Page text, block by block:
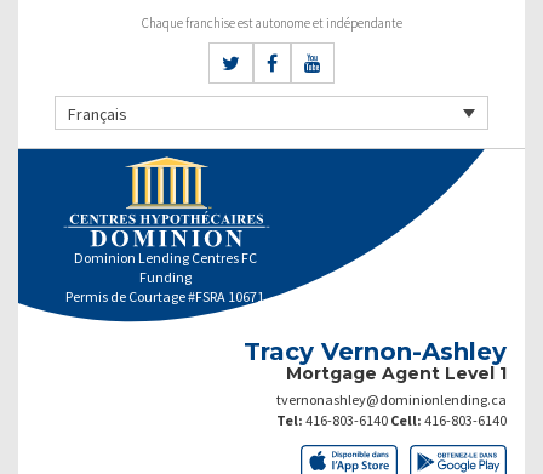
Chaque franchise est autonome et indépendante
Français
Dominion Lending Centres FC
Funding
Permis de Courtage #FSRA 10671
Tracy Vernon-Ashley
Mortgage Agent Level 1
tvernonashley@dominionlending.ca
Tel: 416-803-6140 Cell: 416-803-6140